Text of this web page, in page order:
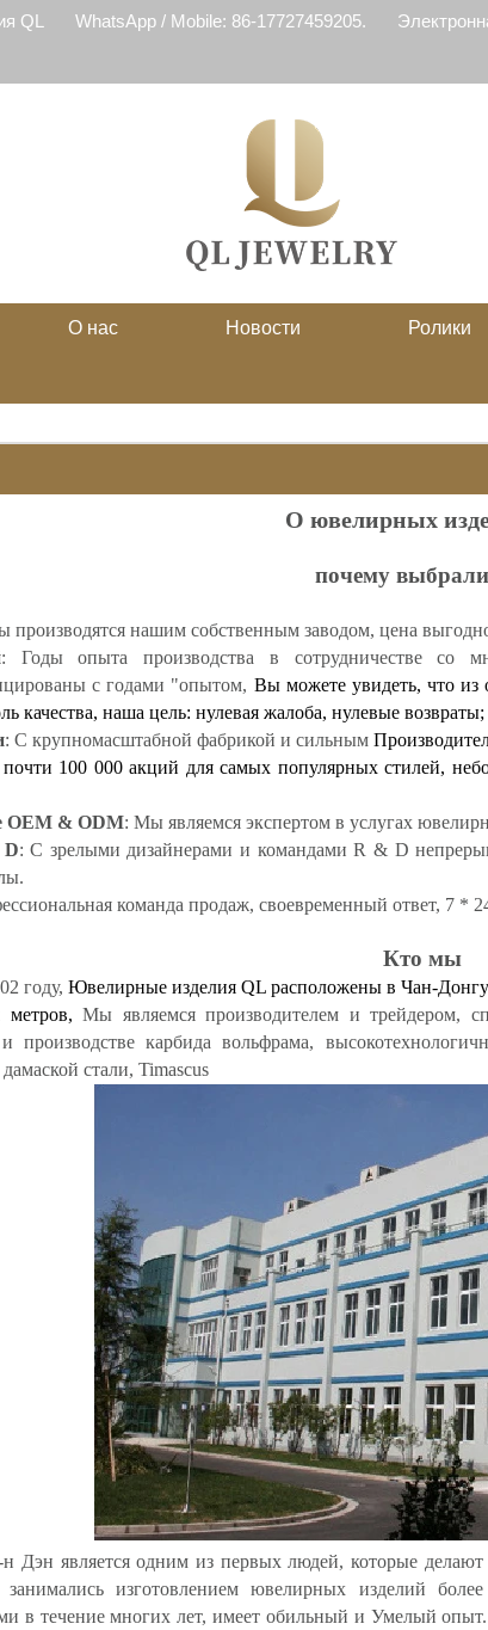
QL WhatsApp / Mobile: 86-17727459205.
О нас Новости Ролики
О ювелирных
почему
производятся нашим собственным заводом, цена
: Годы опыта производства в сотрудничестве со
с годами "опытом, Вы можете увидеть, что из
качества, наша цель: нулевая жалоба, нулевые возвраты;
: С крупномасштабной фабрикой и сильным
100 000 акций для самых популярных стилей,
OEM & ODM: Мы являемся экспертом в услугах
D: С зрелыми дизайнерами и командами R & D
команда продаж, своевременный ответ, 7 *
Кто мы
году, Ювелирные изделия QL расположены в Чан-
метров, Мы являемся производителем и трейдером,
и производстве карбида вольфрама,
стали, Timascus
Дэн является одним из первых людей, которые
занимались изготовлением ювелирных изделий
в течение многих лет, имеет обильный и Умелый